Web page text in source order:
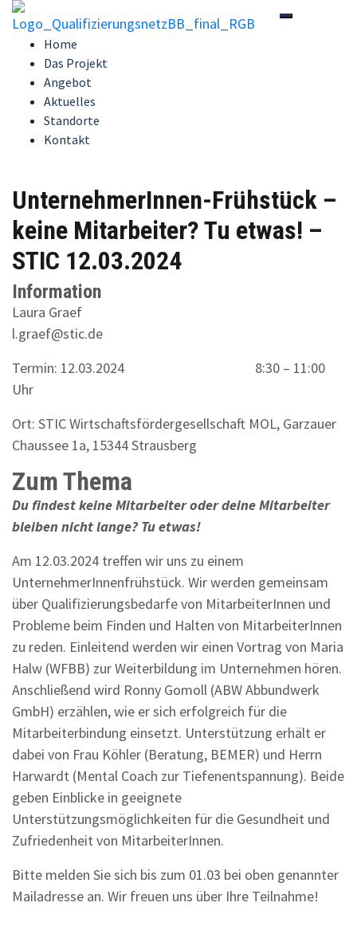
Zum
Inhalt
springenHome
Das Projekt
Angebot
Aktuelles
Standorte
Kontakt
UnternehmerInnen-Frühstück –
keine Mitarbeiter? Tu etwas! –
STIC 12.03.2024
Information
Laura Graef
l.graef@stic.de
Termin: 12.03.2024 8:30 – 11:00
Uhr
Ort: STIC Wirtschaftsfördergesellschaft MOL, Garzauer
Chaussee 1a, 15344 Strausberg
Zum Thema
Du findest keine Mitarbeiter oder deine Mitarbeiter
bleiben nicht lange? Tu etwas!
Am 12.03.2024 treffen wir uns zu einem
UnternehmerInnenfrühstück. Wir werden gemeinsam
über Qualifizierungsbedarfe von MitarbeiterInnen und
Probleme beim Finden und Halten von MitarbeiterInnen
zu reden. Einleitend werden wir einen Vortrag von Maria
Halw (WFBB) zur Weiterbildung im Unternehmen hören.
Anschließend wird Ronny Gomoll (ABW Abbundwerk
GmbH) erzählen, wie er sich erfolgreich für die
Mitarbeiterbindung einsetzt. Unterstützung erhält er
dabei von Frau Köhler (Beratung, BEMER) und Herrn
Harwardt (Mental Coach zur Tiefenentspannung). Beide
geben Einblicke in geeignete
Unterstützungsmöglichkeiten für die Gesundheit und
Zufriedenheit von MitarbeiterInnen.
Bitte melden Sie sich bis zum 01.03 bei oben genannter
Mailadresse an. Wir freuen uns über Ihre Teilnahme!